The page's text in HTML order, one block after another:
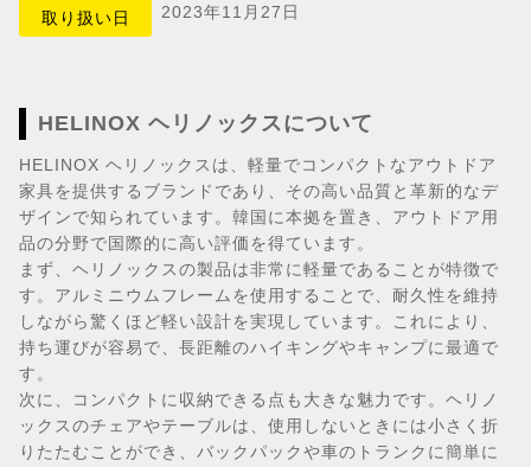
取り扱い日 2023年11月27日
HELINOX ヘリノックスについて
HELINOX ヘリノックスは、軽量でコンパクトなアウトドア
家具を提供するブランドであり、その高い品質と革新的なデ
ザインで知られています。韓国に本拠を置き、アウトドア用
品の分野で国際的に高い評価を得ています。
まず、ヘリノックスの製品は非常に軽量であることが特徴で
す。アルミニウムフレームを使用することで、耐久性を維持
しながら驚くほど軽い設計を実現しています。これにより、
持ち運びが容易で、長距離のハイキングやキャンプに最適で
す。
次に、コンパクトに収納できる点も大きな魅力です。ヘリノ
ックスのチェアやテーブルは、使用しないときには小さく折
りたたむことができ、バックパックや車のトランクに簡単に